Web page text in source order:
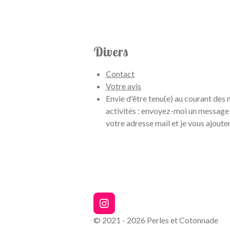
Divers
Contact
Votre avis
Envie d'être tenu(e) au courant des
activités : envoyez-moi un message
votre adresse mail et je vous
I
n
© 2021 - 2026 Perles et Cotonnade